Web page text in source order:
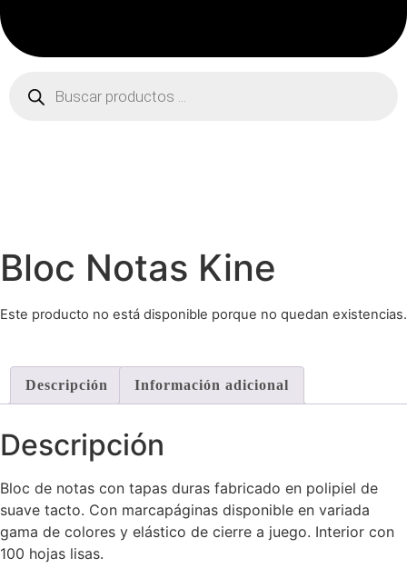
productos
Bloc Notas Kine
Este producto no está disponible porque no quedan existencias.
Descripción Información adicional
Descripción
Bloc de notas con tapas duras fabricado en polipiel de
suave tacto. Con marcapáginas disponible en variada
gama de colores y elástico de cierre a juego. Interior con
100 hojas lisas.